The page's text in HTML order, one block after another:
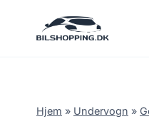
Hjem » Undervogn »